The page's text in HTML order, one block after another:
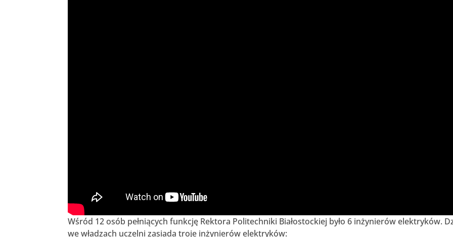
Wśród 12 osób pełniących funkcję Rektora Politechniki Białostockiej było 6 inżynierów elektryków.
we władzach uczelni zasiada troje inżynierów elektryków: